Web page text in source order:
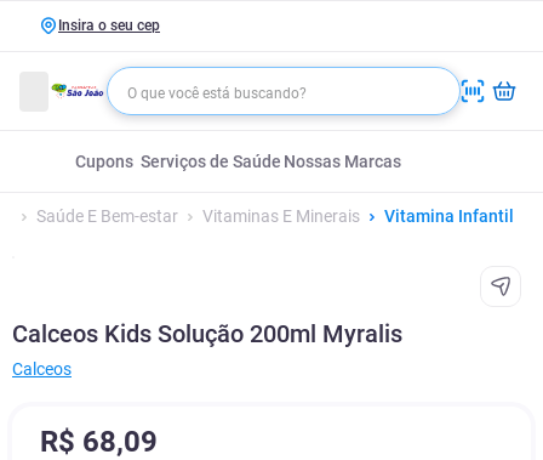
Insira o seu cep
Cupons Serviços de Saúde Nossas Marcas
Saúde E Bem-estar Vitaminas E Minerais Vitamina Infantil
Calceos Kids Solução 200ml Myralis
Calceos
R$ 68,09